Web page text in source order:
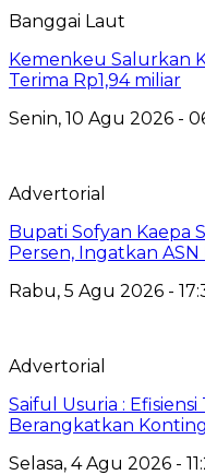
Banggai Laut
Kemenkeu Salurkan
Terima Rp1,94 miliar
Senin, 10 Agu 2026 -
Advertorial
Bupati Sofyan Kaepa
Persen, Ingatkan ASN
Rabu, 5 Agu 2026 -
Advertorial
Saiful Usuria :
Berangkatkan
Selasa, 4 Agu 2026 -